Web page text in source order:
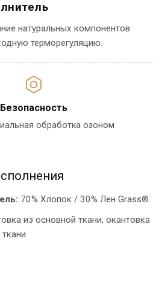
натуральных компонентов
терморегуляцию.
Безопасность
обработка озоном
70% Хлопок / 30% Лен Grass®.
из основной ткани, окантовка